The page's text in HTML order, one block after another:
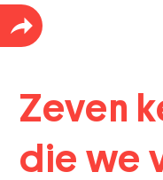
Zeven
die we